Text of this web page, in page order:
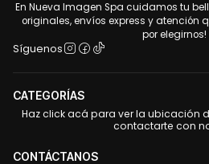
En Nueva Imagen Spa cuidamos tu
originales, envíos express y atención
por elegirnos!
Síguenos
CATEGORÍAS
Haz click acá para ver la ubicación
contactarte con
CONTÁCTANOS